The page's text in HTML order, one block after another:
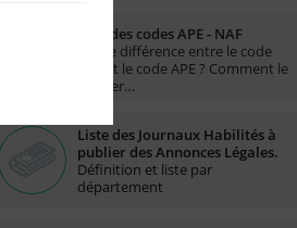
Liste des codes APE - NAF
Quelle différence entre le code
NAF et le code APE ? Comment le
trouver…
Liste des Journaux Habilités à
publier des Annonces Légales.
Définition et liste par
département